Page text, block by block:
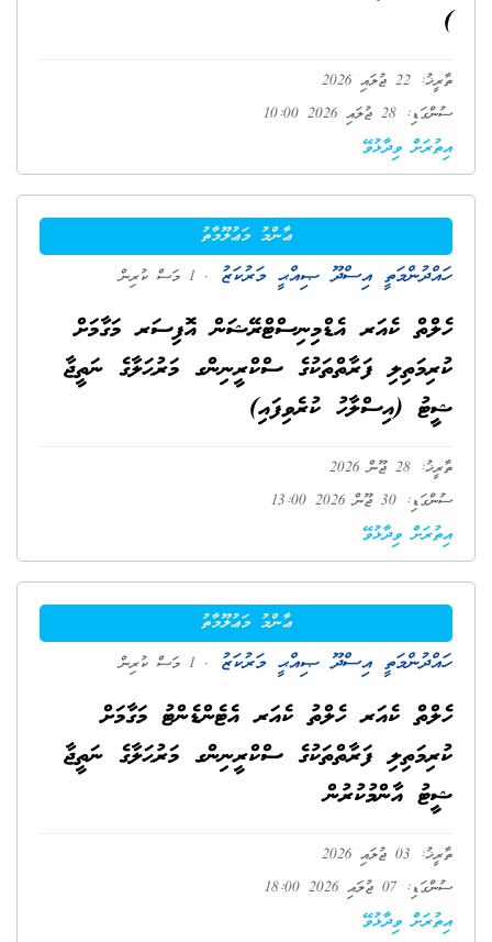
)
ތާރީޚު: 22 ޖުލައި 2026
ސުންގަޑި: 28 ޖުލައި 2026 10:00
އިތުރަށް ވިދާޅުވޭ
ޢާންމު މަޢުލޫމާތު
ހައްދުންމަތީ އިސްދޫ ޞިއްޙީ މަރުކަޒު . 1 މަސް ކުރިން
ހެލްތް ކެއަރ އެޑްމިނިސްޓްރޭޝަން އޮފިސަރ މަގާމަށް
ކުރިމަތިލި ފަރާތްތަކުގެ ސްކްރީނިންގ މަރުޙަލާގެ ނަތީޖާ
ޝީޓު (އިސްލާހު ކުރެވިފައި)
ތާރީޚު: 28 ޖޫން 2026
ސުންގަޑި: 30 ޖޫން 2026 13:00
އިތުރަށް ވިދާޅުވޭ
ޢާންމު މަޢުލޫމާތު
ހައްދުންމަތީ އިސްދޫ ޞިއްޙީ މަރުކަޒު . 1 މަސް ކުރިން
ހެލްތް ކެއަރ ހެލްތު ކެއަރ އެޓެންޑެންޓު މަގާމަށް
ކުރިމަތިލި ފަރާތްތަކުގެ ސްކްރީނިންގ މަރުޙަލާގެ ނަތީޖާ
ޝީޓު އާންމުކުރުން
ތާރީޚު: 03 ޖުލައި 2026
ސުންގަޑި: 07 ޖުލައި 2026 18:00
އިތުރަށް ވިދާޅުވޭ